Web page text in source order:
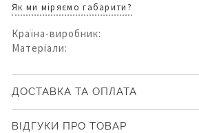
Як ми міряємо габарити?
Країна-виробник:
Матеріали:
ДОСТАВКА ТА ОПЛАТА
ВІДГУКИ ПРО ТОВАР